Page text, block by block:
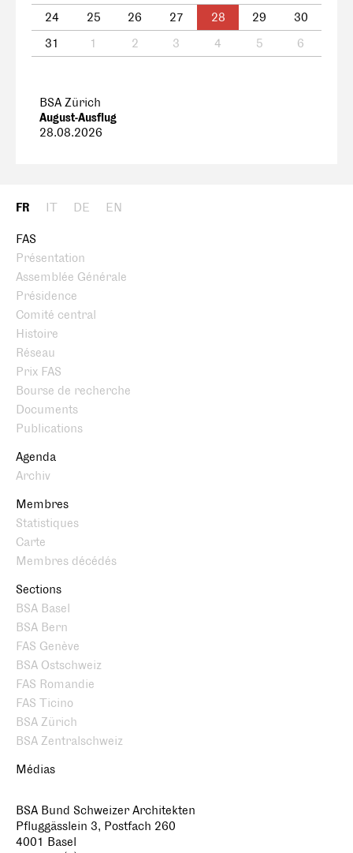
24
25 26 27 28 29
30
31
1 2 3 4 5 6
BSA Zürich
August-Ausflug
28.08.2026
FR IT DE EN
FAS
Présentation
Assemblée Générale
Présidence
Comité central
Histoire
Réseau
Prix FAS
Bourse de recherche
Documents
Publications
Agenda
Archiv
Membres
Statistiques
Carte
Membres décédés
Sections
BSA Basel
BSA Bern
FAS Genève
BSA Ostschweiz
FAS Romandie
FAS Ticino
BSA Zürich
BSA Zentralschweiz
Médias
BSA Bund Schweizer Architekten
Pfluggässlein 3, Postfach 260
4001 Basel